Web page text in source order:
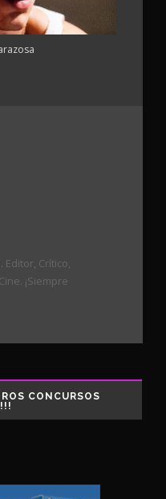
Crítico,
¡Siempre
CONCURSOS